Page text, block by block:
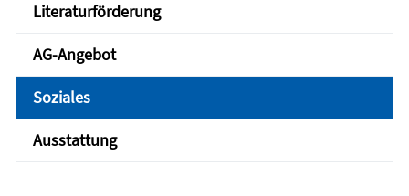
Literaturförderung
AG-Angebot
Soziales
Ausstattung